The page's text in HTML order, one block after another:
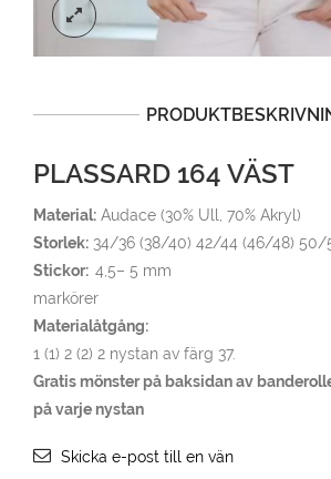
PLASSARD 164 VÄST
Material: Audace (30% Ull, 70% Akryl)
Storlek: 34/36 (38/40) 42/44 (46/48) 50/
Stickor: 4,5– 5 mm
markörer
Materialåtgång:
1 (1) 2 (2) 2 nystan av färg 37.
Gratis mönster på baksidan av
på varje nystan
Skicka e-post till en vän